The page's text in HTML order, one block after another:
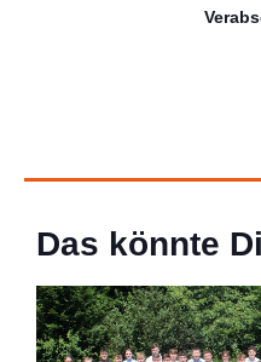
Das könnte